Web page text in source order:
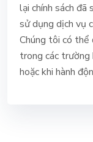
lại chính sách
sử dụng dịch vụ
Chúng tôi có thể
trong các
hoặc khi hành